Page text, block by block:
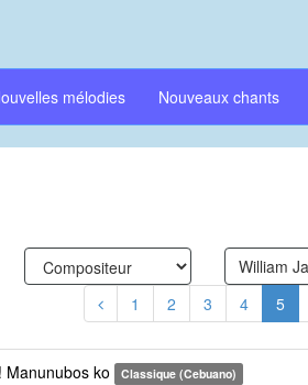
mélodies Nouveaux chants
1 2 3 4 5
ko Classique (Cebuano)